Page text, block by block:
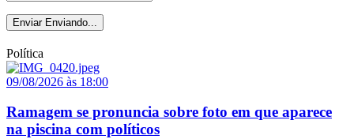
Enviar Enviando...
Política
09/08/2026 às 18:00
Ramagem se pronuncia sobre foto em que aparece
na piscina com políticos